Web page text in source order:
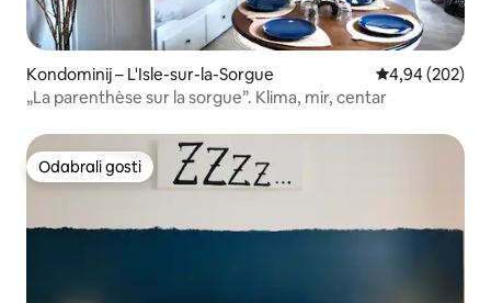
Kondominij – L'Isle-sur-la-Sorgue Prosječna
4,94 (202)
„La parenthèse sur la sorgue”. Klima, mir, centar
Odabrali gosti
Odabrali gosti